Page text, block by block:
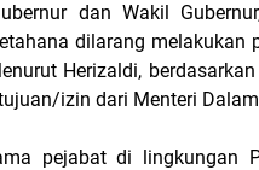
dan Wakil
dilarang melakukan
Herizaldi,
izin dari Menteri
pejabat di lingkungan